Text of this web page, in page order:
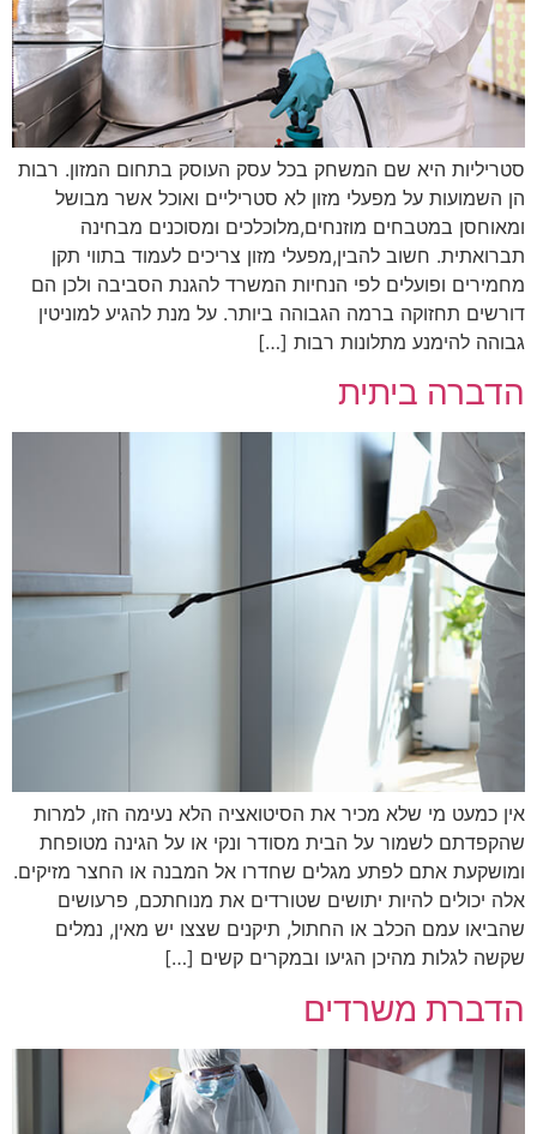
סטריליות היא שם המשחק בכל עסק העוסק בתחום המזון. רבות
הן השמועות על מפעלי מזון לא סטריליים ואוכל אשר מבושל
ומאוחסן במטבחים מוזנחים,מלוכלכים ומסוכנים מבחינה
תברואתית. חשוב להבין,מפעלי מזון צריכים לעמוד בתווי תקן
מחמירים ופועלים לפי הנחיות המשרד להגנת הסביבה ולכן הם
דורשים תחזוקה ברמה הגבוהה ביותר. על מנת להגיע למוניטין
גבוהה להימנע מתלונות רבות […]
הדברה ביתית
אין כמעט מי שלא מכיר את הסיטואציה הלא נעימה הזו, למרות
שהקפדתם לשמור על הבית מסודר ונקי או על הגינה מטופחת
ומושקעת אתם לפתע מגלים שחדרו אל המבנה או החצר מזיקים.
אלה יכולים להיות יתושים שטורדים את מנוחתכם, פרעושים
שהביאו עמם הכלב או החתול, תיקנים שצצו יש מאין, נמלים
שקשה לגלות מהיכן הגיעו ובמקרים קשים […]
הדברת משרדים